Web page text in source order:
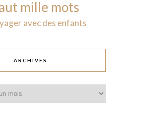
mille mots
avec des enfants
ARCHIVES